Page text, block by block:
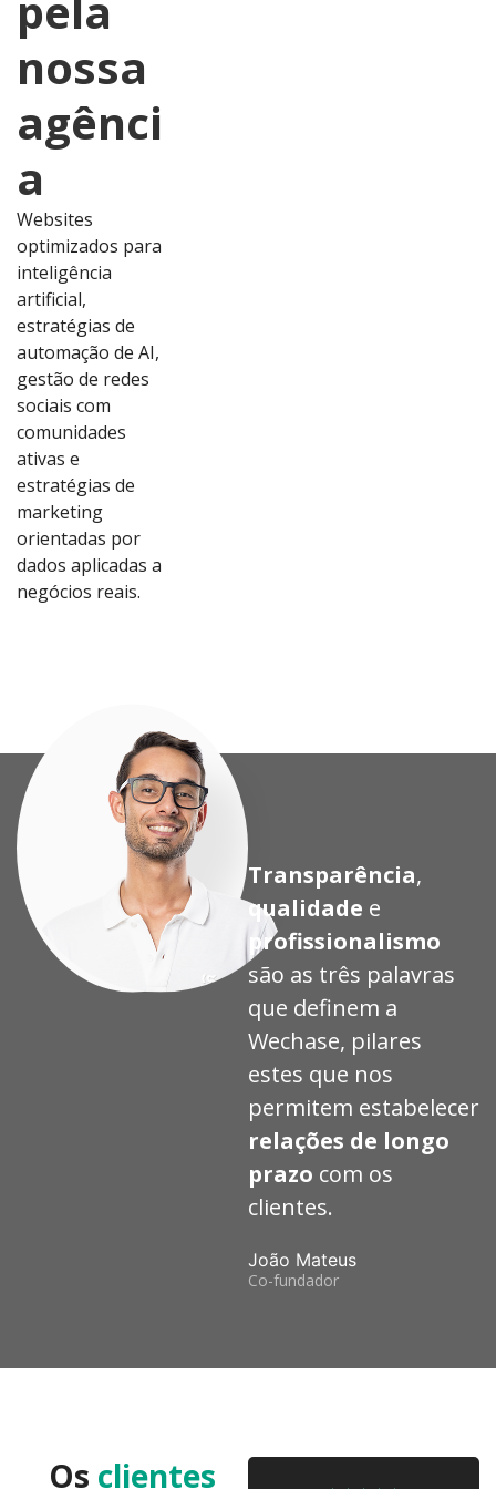
nossa
agênci
a
Websites
optimizados para
inteligência
artificial,
estratégias de
automação de AI,
gestão de redes
sociais com
comunidades
ativas e
estratégias de
marketing
orientadas por
dados aplicadas a
negócios reais.
Transparência,
qualidade e
profissionalismo
são as três palavras
que definem a
Wechase, pilares
estes que nos
permitem estabelecer
relações de longo
prazo com os
clientes.
João Mateus
Co-fundador
Os clientes